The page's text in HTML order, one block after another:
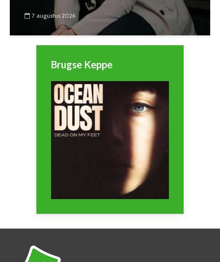
7 augustus 2026
Brugse Keppe